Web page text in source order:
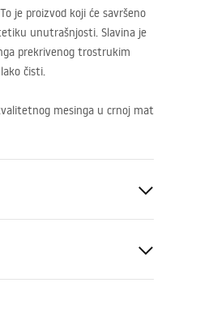
je proizvod koji će savršeno
unutrašnjosti. Slavina je
prekrivenog trostrukim
čisti.
mesinga u crnoj mat